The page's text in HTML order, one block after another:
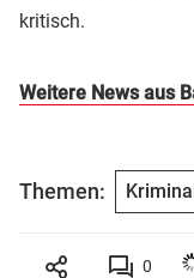
kritisch.
Weitere News aus
Themen:
0